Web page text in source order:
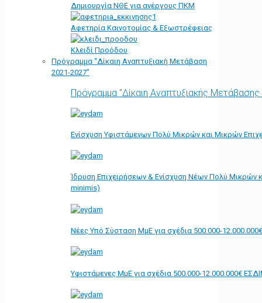
Δημιουργία ΝΘΕ για ανέργους ΠΚΜ
Αφετηρία Kαινοτομίας & Εξωστρέφειας
Κλειδί Προόδου
Πρόγραμμα “Δίκαιη Αναπτυξιακή Μετάβαση
2021-2027”
Πρόγραμμα "Δίκαιη Αναπτυξιακής
Ενίσχυση Υφιστάμενων Πολύ Μικρών και Μικρών
Ίδρυση Επιχειρήσεων & Ενίσχυση Νέων Πολύ Μικρών
minimis)
Νέες Υπό Σύσταση ΜμΕ για σχέδια 500.000-
Υφιστάμενες ΜμΕ για σχέδια 500.000-12.000.000€